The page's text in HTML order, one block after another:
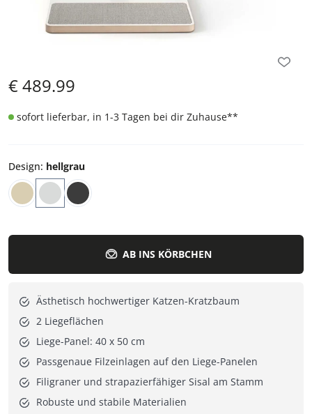
€489.99
sofort lieferbar, in 1-3 Tagen bei dir Zuhause**
Design: hellgrau
AB INS KÖRBCHEN
Ästhetisch hochwertiger Katzen-Kratzbaum
2 Liegeflächen
Liege-Panel: 40 x 50 cm
Passgenaue Filzeinlagen auf den Liege-Panelen
Filigraner und strapazierfähiger Sisal am Stamm
Robuste und stabile Materialien